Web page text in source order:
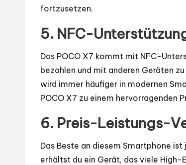
fortzusetzen.
5. NFC-
Das POCO X7 kommt mit NFC-
bezahlen und mit anderen Geräten
wird immer häufiger in modernen
POCO X7 zu einem hervorragenden
6. Preis-Leistungs-
Das Beste an diesem Smartphone
erhältst du ein Gerät, das viele